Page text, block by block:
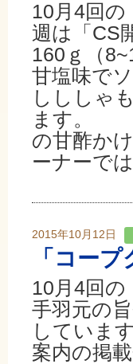
10月4回
週は「
160ｇ（
甘塩味で
しししゃ
ます。
の甘酢か
ーナーで
2015年10月12日
「コー
10月4回
手羽元の
していま
案内の掲